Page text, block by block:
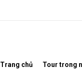
Trang chủ Tour trong